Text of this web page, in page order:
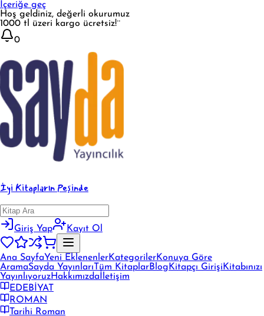
İçeriğe geç
Hoş geldiniz, değerli okurumuz
1000 tl üzeri kargo ücretsiz!¨
0
İyi Kitapların Peşinde
Giriş Yap Kayıt Ol
Ana SayfaYeni EklenenlerKategorilerKonuya Göre
AramaSayda Yayınları Tüm KitaplarBlog Kitapçı Girişi Kitabınızı
YayınlıyoruzHakkımızda İletişim
EDEBİYAT
ROMAN
Tarihi Roman